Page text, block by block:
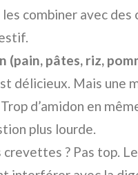
combiner avec des
(pain, pâtes, riz,
délicieux. Mais une
d’amidon en
plus lourde.
? Pas top.